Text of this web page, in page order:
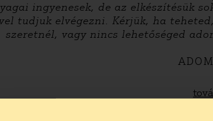
ingyenesek, de az elkészítésük
tudjuk elvégezni. Kérjük, ha
szeretnél, vagy nincs lehetőséged